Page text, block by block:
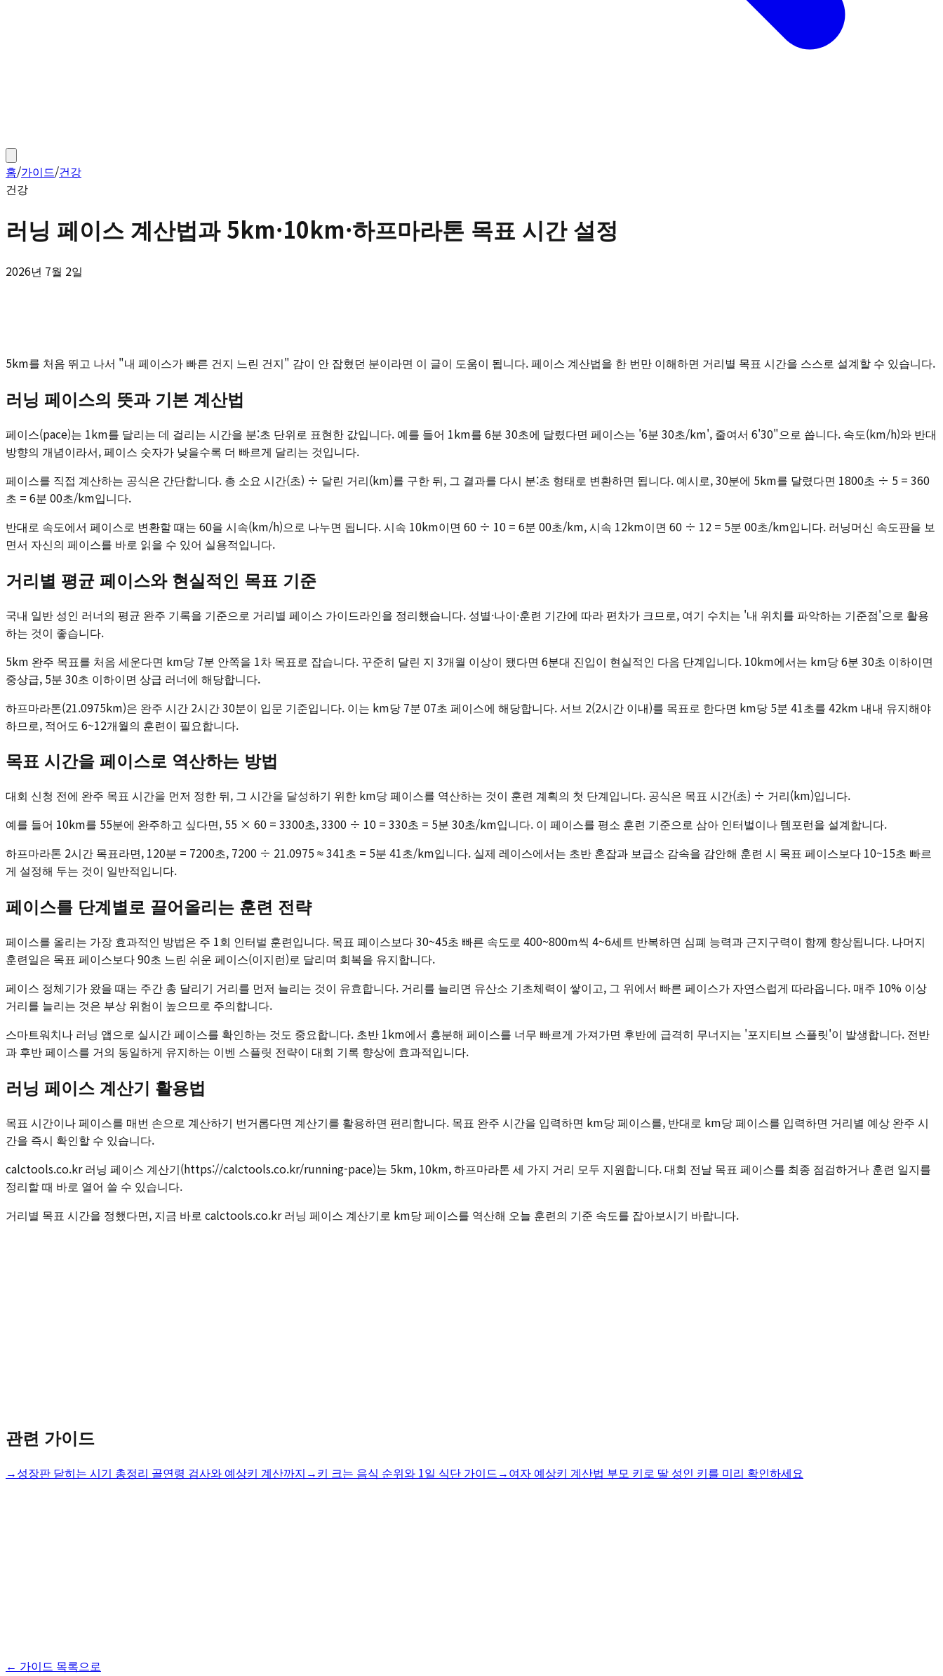
홈/가이드/건강
건강
러닝 페이스 계산법과 5km·10km·하프마라톤 목표 시간 설정
2026년 7월 2일
5km를 처음 뛰고 나서 "내 페이스가 빠른 건지 느린 건지" 감이 안 잡혔던 분이라면 이 글이 도움이 됩니다. 페이스 계산법을 한 번만 이해하면 거리별 목표 시간을 스스로 설계할 수 있습니다.
러닝 페이스의 뜻과 기본 계산법
페이스(pace)는 1km를 달리는 데 걸리는 시간을 분:초 단위로 표현한 값입니다. 예를 들어 1km를 6분 30초에 달렸다면 페이스는 '6분 30초/km', 줄여서 6'30"으로 씁니다. 속도(km/h)와 반대
방향의 개념이라서, 페이스 숫자가 낮을수록 더 빠르게 달리는 것입니다.
페이스를 직접 계산하는 공식은 간단합니다. 총 소요 시간(초) ÷ 달린 거리(km)를 구한 뒤, 그 결과를 다시 분:초 형태로 변환하면 됩니다. 예시로, 30분에 5km를 달렸다면 1800초 ÷ 5 = 360
초 = 6분 00초/km입니다.
반대로 속도에서 페이스로 변환할 때는 60을 시속(km/h)으로 나누면 됩니다. 시속 10km이면 60 ÷ 10 = 6분 00초/km, 시속 12km이면 60 ÷ 12 = 5분 00초/km입니다. 러닝머신 속도판을 보
면서 자신의 페이스를 바로 읽을 수 있어 실용적입니다.
거리별 평균 페이스와 현실적인 목표 기준
국내 일반 성인 러너의 평균 완주 기록을 기준으로 거리별 페이스 가이드라인을 정리했습니다. 성별·나이·훈련 기간에 따라 편차가 크므로, 여기 수치는 '내 위치를 파악하는 기준점'으로 활용
하는 것이 좋습니다.
5km 완주 목표를 처음 세운다면 km당 7분 안쪽을 1차 목표로 잡습니다. 꾸준히 달린 지 3개월 이상이 됐다면 6분대 진입이 현실적인 다음 단계입니다. 10km에서는 km당 6분 30초 이하이면
중상급, 5분 30초 이하이면 상급 러너에 해당합니다.
하프마라톤(21.0975km)은 완주 시간 2시간 30분이 입문 기준입니다. 이는 km당 7분 07초 페이스에 해당합니다. 서브 2(2시간 이내)를 목표로 한다면 km당 5분 41초를 42km 내내 유지해야
하므로, 적어도 6~12개월의 훈련이 필요합니다.
목표 시간을 페이스로 역산하는 방법
대회 신청 전에 완주 목표 시간을 먼저 정한 뒤, 그 시간을 달성하기 위한 km당 페이스를 역산하는 것이 훈련 계획의 첫 단계입니다. 공식은 목표 시간(초) ÷ 거리(km)입니다.
예를 들어 10km를 55분에 완주하고 싶다면, 55 × 60 = 3300초, 3300 ÷ 10 = 330초 = 5분 30초/km입니다. 이 페이스를 평소 훈련 기준으로 삼아 인터벌이나 템포런을 설계합니다.
하프마라톤 2시간 목표라면, 120분 = 7200초, 7200 ÷ 21.0975 ≈ 341초 = 5분 41초/km입니다. 실제 레이스에서는 초반 혼잡과 보급소 감속을 감안해 훈련 시 목표 페이스보다 10~15초 빠르
게 설정해 두는 것이 일반적입니다.
페이스를 단계별로 끌어올리는 훈련 전략
페이스를 올리는 가장 효과적인 방법은 주 1회 인터벌 훈련입니다. 목표 페이스보다 30~45초 빠른 속도로 400~800m씩 4~6세트 반복하면 심폐 능력과 근지구력이 함께 향상됩니다. 나머지
훈련일은 목표 페이스보다 90초 느린 쉬운 페이스(이지런)로 달리며 회복을 유지합니다.
페이스 정체기가 왔을 때는 주간 총 달리기 거리를 먼저 늘리는 것이 유효합니다. 거리를 늘리면 유산소 기초체력이 쌓이고, 그 위에서 빠른 페이스가 자연스럽게 따라옵니다. 매주 10% 이상
거리를 늘리는 것은 부상 위험이 높으므로 주의합니다.
스마트워치나 러닝 앱으로 실시간 페이스를 확인하는 것도 중요합니다. 초반 1km에서 흥분해 페이스를 너무 빠르게 가져가면 후반에 급격히 무너지는 '포지티브 스플릿'이 발생합니다. 전반
과 후반 페이스를 거의 동일하게 유지하는 이벤 스플릿 전략이 대회 기록 향상에 효과적입니다.
러닝 페이스 계산기 활용법
목표 시간이나 페이스를 매번 손으로 계산하기 번거롭다면 계산기를 활용하면 편리합니다. 목표 완주 시간을 입력하면 km당 페이스를, 반대로 km당 페이스를 입력하면 거리별 예상 완주 시
간을 즉시 확인할 수 있습니다.
calctools.co.kr 러닝 페이스 계산기(https://calctools.co.kr/running-pace)는 5km, 10km, 하프마라톤 세 가지 거리 모두 지원합니다. 대회 전날 목표 페이스를 최종 점검하거나 훈련 일지를
정리할 때 바로 열어 쓸 수 있습니다.
거리별 목표 시간을 정했다면, 지금 바로 calctools.co.kr 러닝 페이스 계산기로 km당 페이스를 역산해 오늘 훈련의 기준 속도를 잡아보시기 바랍니다.
관련 가이드
→성장판 닫히는 시기 총정리 골연령 검사와 예상키 계산까지 →키 크는 음식 순위와 1일 식단 가이드 →여자 예상키 계산법 부모 키로 딸 성인 키를 미리 확인하세요
← 가이드 목록으로